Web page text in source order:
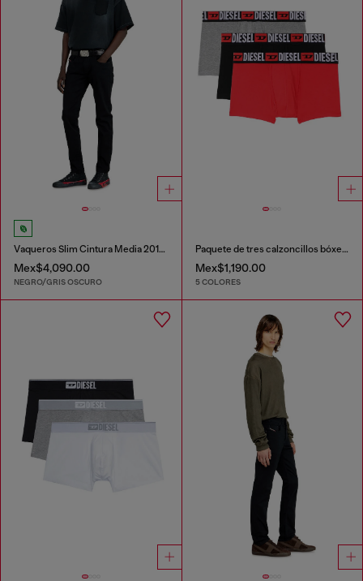
Vaqueros Slim Cintura Media 2019 D-Strukt
Mex$4,090.00
NEGRO/GRIS OSCURO
Paquete de tres calzoncillos bóxer con logotipo en la cintura
Mex$1,190.00
5 COLORES